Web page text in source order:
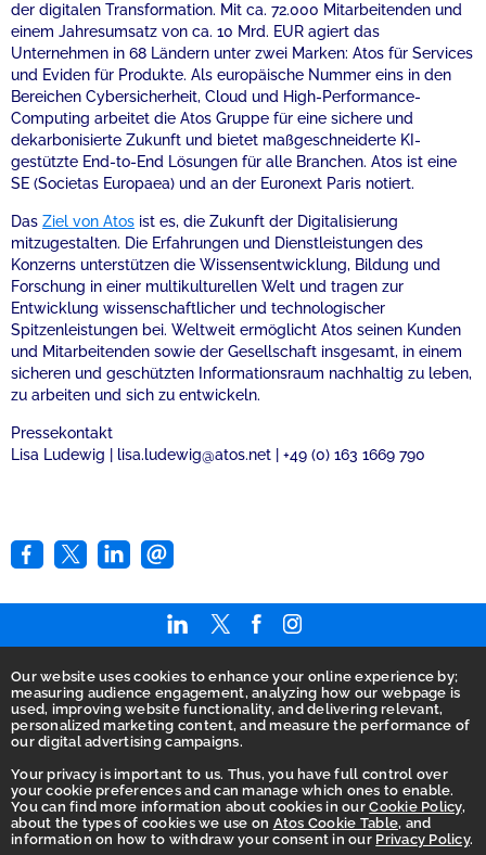
Our website uses cookies to enhance your online experience by;
measuring audience engagement, analyzing how our webpage is
used, improving website functionality, and delivering relevant,
personalized marketing content, and measure the performance of
our digital advertising campaigns.
Your privacy is important to us. Thus, you have full control over
your cookie preferences and can manage which ones to enable.
You can find more information about cookies in ourCookie Policy,
about the types of cookies we use on Atos Cookie Table, and
information on how to withdraw your consent in our Privacy Policy.
der digitalen Transformation. Mit ca. 72.000 Mitarbeitenden und
einem Jahresumsatz von ca. 10 Mrd. EUR agiert das
Unternehmen in 68 Ländern unter zwei Marken: Atos für Services
und Eviden für Produkte. Als europäische Nummer eins in den
Bereichen Cybersicherheit, Cloud und High-Performance-
Computing arbeitet die Atos Gruppe für eine sichere und
dekarbonisierte Zukunft und bietet maßgeschneiderte KI-
gestützte End-to-End Lösungen für alle Branchen. Atos ist eine
SE (Societas Europaea) und an der Euronext Paris notiert.
Das Ziel von Atos ist es, die Zukunft der Digitalisierung
mitzugestalten. Die Erfahrungen und Dienstleistungen des
Konzerns unterstützen die Wissensentwicklung, Bildung und
Forschung in einer multikulturellen Welt und tragen zur
Entwicklung wissenschaftlicher und technologischer
Spitzenleistungen bei. Weltweit ermöglicht Atos seinen Kunden
und Mitarbeitenden sowie der Gesellschaft insgesamt, in einem
sicheren und geschützten Informationsraum nachhaltig zu leben,
zu arbeiten und sich zu entwickeln.
Pressekontakt
Lisa Ludewig | lisa.ludewig@atos.net | +49 (0) 163 1669 790
Home
AGB
Barrierefreiheitserklärung
Betrugsbekämpfung
Datenschutz
Ethikkodex